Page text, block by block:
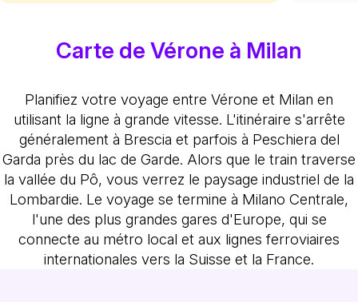
Carte de Vérone à Milan
Planifiez votre voyage entre Vérone et Milan en
utilisant la ligne à grande vitesse. L'itinéraire s'arrête
généralement à Brescia et parfois à Peschiera del
Garda près du lac de Garde. Alors que le train traverse
la vallée du Pô, vous verrez le paysage industriel de la
Lombardie. Le voyage se termine à Milano Centrale,
l'une des plus grandes gares d'Europe, qui se
connecte au métro local et aux lignes ferroviaires
internationales vers la Suisse et la France.